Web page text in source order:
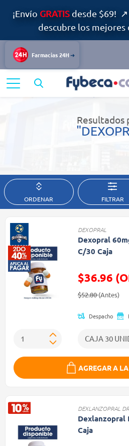
¡Envío GRATISdesde $69! ↗
descubre los mejores
Farmacias 24H
Resultados de búsqueda
Resultados
ORDENAR FILTRAR
DEXOPRAL
Dexopral
C/30 Caja
$36.96
Precio
$52.80(Antes)
Despacho
AGREGAR A
DEXLANZOPRAL DR
Dexlanzopral
Caja